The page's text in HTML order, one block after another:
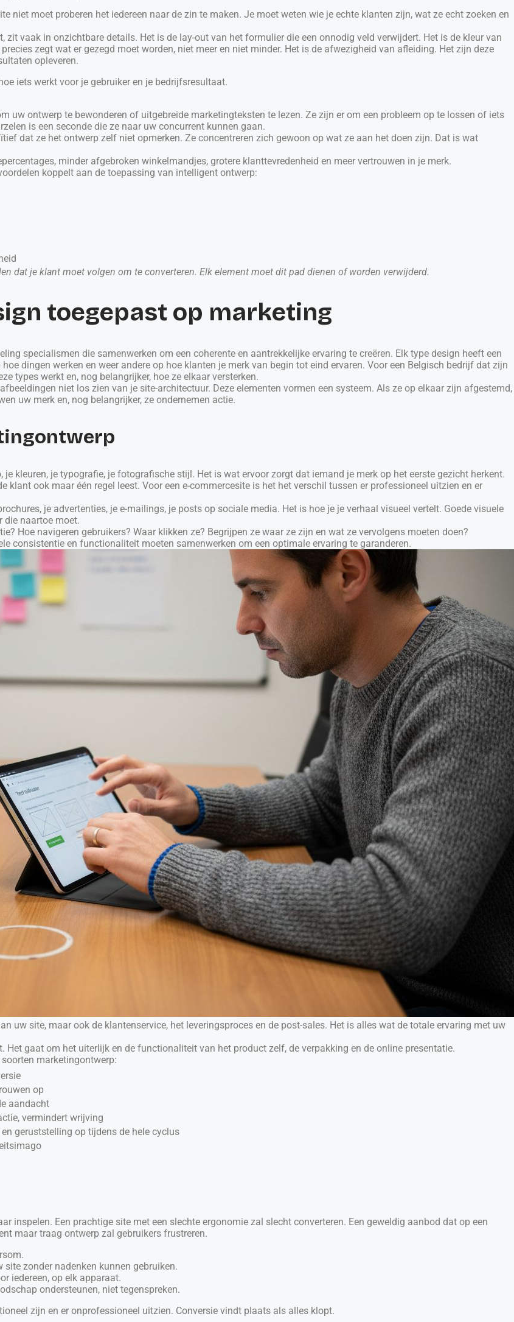
niet moet proberen het iedereen naar de zin te maken. Je moet weten wie je echte klanten zijn, wat ze echt zoeken en
zit vaak in onzichtbare details. Het is de lay-out van het formulier die een onnodig veld verwijdert. Het is de kleur van
zegt wat er gezegd moet worden, niet meer en niet minder. Het is de afwezigheid van afleiding. Het zijn deze
opleveren.
iets werkt voor je gebruiker en je bedrijfsresultaat.
uw ontwerp te bewonderen of uitgebreide marketingteksten te lezen. Ze zijn er om een probleem op te lossen of iets
is een seconde die ze naar uw concurrent kunnen gaan.
dat ze het ontwerp zelf niet opmerken. Ze concentreren zich gewoon op wat ze aan het doen zijn. Dat is wat
minder afgebroken winkelmandjes, grotere klanttevredenheid en meer vertrouwen in je merk.
koppelt aan de toepassing van intelligent ontwerp:
dat je klant moet volgen om te converteren. Elk element moet dit pad dienen of worden verwijderd.
toegepast op marketing
specialismen die samenwerken om een coherente en aantrekkelijke ervaring te creëren. Elk type design heeft een
dingen werken en weer andere op hoe klanten je merk van begin tot eind ervaren. Voor een Belgisch bedrijf dat zijn
types werkt en, nog belangrijker, hoe ze elkaar versterken.
niet los zien van je site-architectuur. Deze elementen vormen een systeem. Als ze op elkaar zijn afgestemd,
uw merk en, nog belangrijker, ze ondernemen actie.
je kleuren, je typografie, je fotografische stijl. Het is wat ervoor zorgt dat iemand je merk op het eerste gezicht herkent.
klant ook maar één regel leest. Voor een e-commercesite is het het verschil tussen er professioneel uitzien en er
je advertenties, je e-mailings, je posts op sociale media. Het is hoe je je verhaal visueel vertelt. Goede visuele
die naartoe moet.
Hoe navigeren gebruikers? Waar klikken ze? Begrijpen ze waar ze zijn en wat ze vervolgens moeten doen?
consistentie en functionaliteit moeten samenwerken om een optimale ervaring te garanderen.
uw site, maar ook de klantenservice, het leveringsproces en de post-sales. Het is alles wat de totale ervaring met uw
Het gaat om het uiterlijk en de functionaliteit van het product zelf, de verpakking en de online presentatie.
marketingontwerp:
op
aandacht
vermindert wrijving
geruststelling op tijdens de hele cyclus
inspelen. Een prachtige site met een slechte ergonomie zal slecht converteren. Een geweldig aanbod dat op een
maar traag ontwerp zal gebruikers frustreren.
site zonder nadenken kunnen gebruiken.
iedereen, op elk apparaat.
ondersteunen, niet tegenspreken.
zijn en er onprofessioneel uitzien. Conversie vindt plaats als alles klopt.